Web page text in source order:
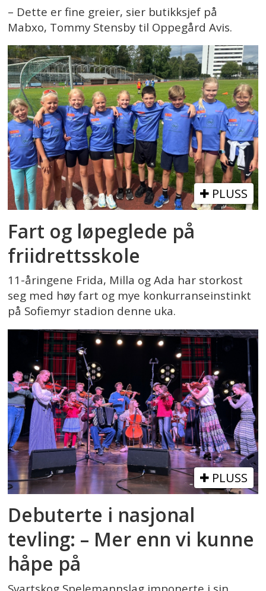
– Dette er fine greier, sier butikksjef på
Mabxo, Tommy Stensby til Oppegård Avis.
PLUSS
Fart og løpeglede på
friidrettsskole
11-åringene Frida, Milla og Ada har storkost
seg med høy fart og mye konkurranseinstinkt
på Sofiemyr stadion denne uka.
PLUSS
Debuterte i nasjonal
tevling: – Mer enn vi kunne
håpe på